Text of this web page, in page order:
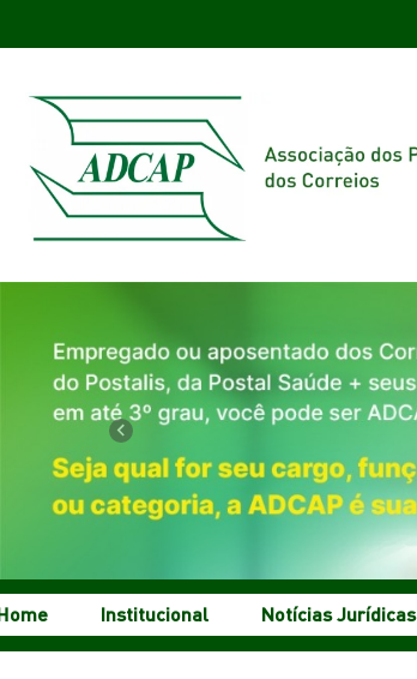
Previous
Institucional Notícias Jurídicas